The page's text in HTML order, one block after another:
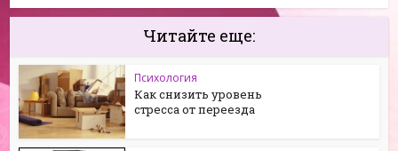
Читайте еще:
Психология
Как снизить уровень
стресса от переезда